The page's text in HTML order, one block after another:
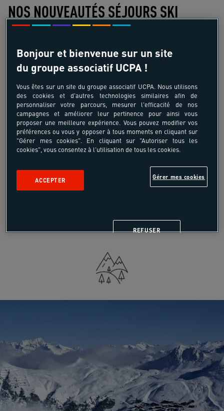
NOS NOUVEAUTÉS SÉJOURS SKI
ÉVASION TOUS NIVEAUX
Un programme pour skier et pour découvrir
plusieurs stations différentes ou des domaines
différents, en une semaine.
Il convient parfaitement aux riders débutants,
initiés ou expert qui souhaitent profiter de
l'encadrement des moniteurs UCPA, et de la
montagne.
les plus belles pistes.
Une nouveauté de cet hiver, pour progresser et
Bonjour et bienvenue sur un site
du groupe associatif UCPA !
Vous êtes sur un site du groupe associatif UCPA. Nous utilisons
des cookies et d'autres technologies similaires afin de
personnaliser votre parcours, mesurer l'efficacité de nos
campagnes et améliorer leur pertinence pour ainsi vous
proposer une meilleure expérience. Vous pouvez modifier vos
préférences ou vous y opposer à tous moments en cliquant sur
"Gérer mes cookies". En cliquant sur "Autoriser tous les
cookies", vous consentez à l'utilisation de tous les cookies.
Gérer mes cookies
REFUSER
ACCEPTER